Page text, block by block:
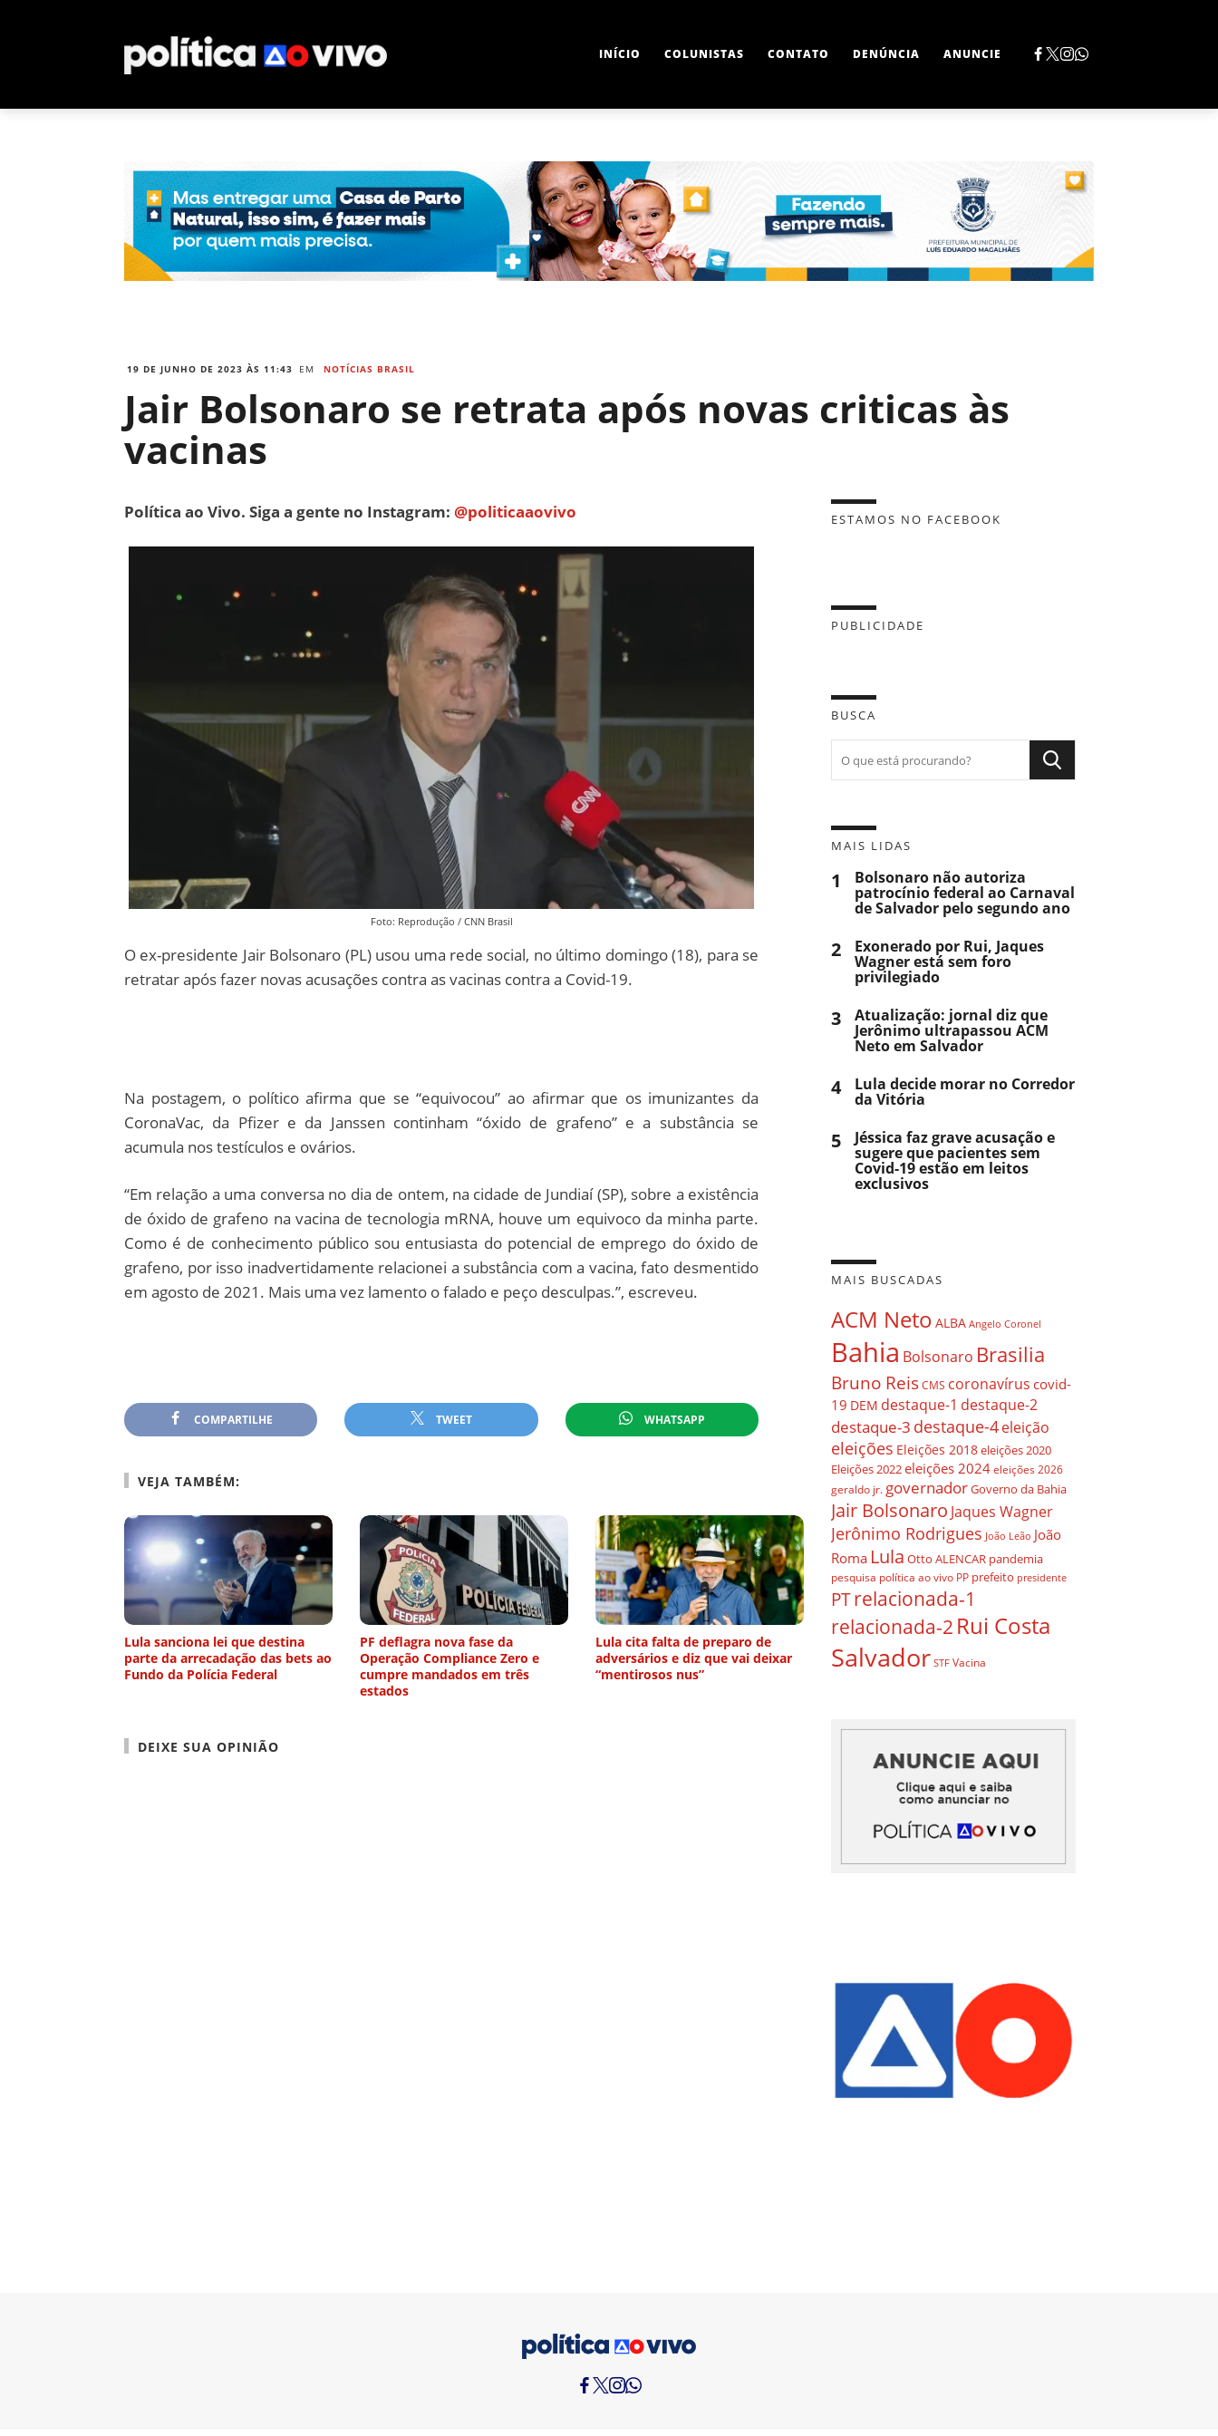
INÍCIO COLUNISTAS CONTATO DENÚNCIA ANUNCIE
19 DE JUNHO DE 2023 ÀS 11:43 EM NOTÍCIAS BRASIL
Jair Bolsonaro se retrata após novas criticas às
vacinas
Política ao Vivo. Siga a gente no Instagram: @politicaaovivo
Foto: Reprodução / CNN Brasil
O ex-presidente Jair Bolsonaro (PL) usou uma rede social, no último domingo (18), para se
retratar após fazer novas acusações contra as vacinas contra a Covid-19.
Na postagem, o político afirma que se “equivocou” ao afirmar que os imunizantes da
CoronaVac, da Pfizer e da Janssen continham “óxido de grafeno” e a substância se
acumula nos testículos e ovários.
“Em relação a uma conversa no dia de ontem, na cidade de Jundiaí (SP), sobre a existência
de óxido de grafeno na vacina de tecnologia mRNA, houve um equivoco da minha parte.
Como é de conhecimento público sou entusiasta do potencial de emprego do óxido de
grafeno, por isso inadvertidamente relacionei a substância com a vacina, fato desmentido
em agosto de 2021. Mais uma vez lamento o falado e peço desculpas.”, escreveu.
COMPARTILHE TWEET WHATSAPP
VEJA TAMBÉM:
Lula sanciona lei que destina
parte da arrecadação das bets ao
Fundo da Polícia Federal
PF deflagra nova fase da
Operação Compliance Zero e
cumpre mandados em três
estados
Lula cita falta de preparo de
adversários e diz que vai deixar
“mentirosos nus”
DEIXE SUA OPINIÃO
ESTAMOS NO FACEBOOK
PUBLICIDADE
BUSCA
MAIS LIDAS
1 Bolsonaro não autoriza
patrocínio federal ao Carnaval
de Salvador pelo segundo ano
2 Exonerado por Rui, Jaques
Wagner está sem foro
privilegiado
3 Atualização: jornal diz que
Jerônimo ultrapassou ACM
Neto em Salvador
4 Lula decide morar no Corredor
da Vitória
5 Jéssica faz grave acusação e
sugere que pacientes sem
Covid-19 estão em leitos
exclusivos
MAIS BUSCADAS
ACM Neto ALBA Angelo Coronel
Bahia Bolsonaro Brasilia
Bruno ReisCMS coronavírus covid-
19 DEM destaque-1 destaque-2
destaque-3 destaque-4eleição
eleições Eleições 2018eleições 2020
Eleições 2022eleições 2024 eleições 2026
geraldo jr. governadorGoverno da Bahia
Jair Bolsonaro Jaques Wagner
Jerônimo Rodrigues João Leão João
Roma Lula Otto ALENCAR pandemia
pesquisa política ao vivo PP prefeito presidente
PTrelacionada-1
relacionada-2 Rui Costa
Salvador STF Vacina